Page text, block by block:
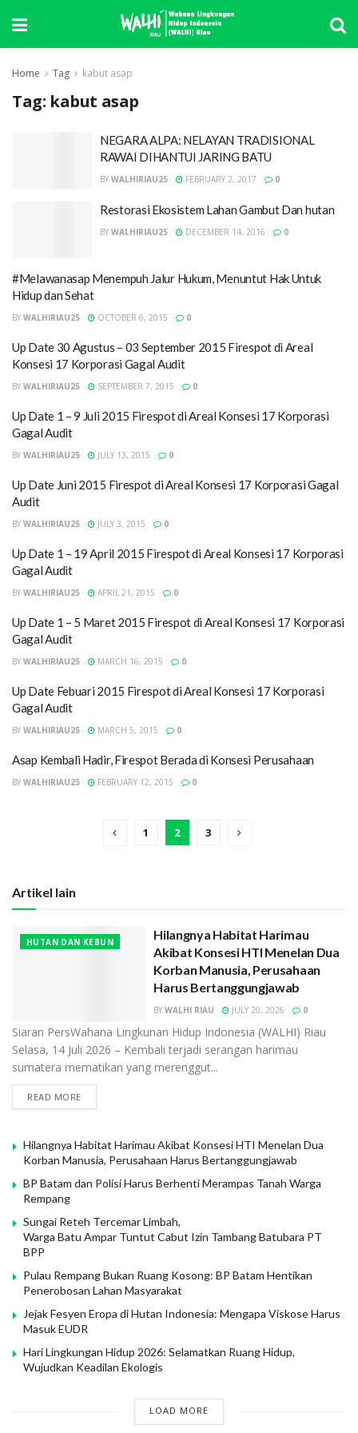
Home Tag kabut asap
Tag: kabut asap
NEGARA ALPA: NELAYAN TRADISIONAL
RAWAI DIHANTUI JARING BATU
BY WALHIRIAU25 FEBRUARY 2, 2017 0
Restorasi Ekosistem Lahan Gambut Dan hutan
BY WALHIRIAU25 DECEMBER 14, 2016 0
#Melawanasap Menempuh Jalur Hukum, Menuntut Hak Untuk
Hidup dan Sehat
BY WALHIRIAU25 OCTOBER 6, 2015 0
Up Date 30 Agustus – 03 September 2015 Firespot di Areal
Konsesi 17 Korporasi Gagal Audit
BY WALHIRIAU25 SEPTEMBER 7, 2015 0
Up Date 1 – 9 Juli 2015 Firespot di Areal Konsesi 17 Korporasi
Gagal Audit
BY WALHIRIAU25 JULY 13, 2015 0
Up Date Juni 2015 Firespot di Areal Konsesi 17 Korporasi Gagal
Audit
BY WALHIRIAU25 JULY 3, 2015 0
Up Date 1 – 19 April 2015 Firespot di Areal Konsesi 17 Korporasi
Gagal Audit
BY WALHIRIAU25 APRIL 21, 2015 0
Up Date 1 – 5 Maret 2015 Firespot di Areal Konsesi 17 Korporasi
Gagal Audit
BY WALHIRIAU25 MARCH 16, 2015 0
Up Date Febuari 2015 Firespot di Areal Konsesi 17 Korporasi
Gagal Audit
BY WALHIRIAU25 MARCH 5, 2015 0
Asap Kembali Hadir, Firespot Berada di Konsesi Perusahaan
BY WALHIRIAU25 FEBRUARY 12, 2015 0
1 2 3
Artikel lain
HUTAN DAN KEBUN
Hilangnya Habitat Harimau
Akibat Konsesi HTI Menelan Dua
Korban Manusia, Perusahaan
Harus Bertanggungjawab
BY WALHI RIAU JULY 20, 2026 0
Siaran PersWahana Lingkunan Hidup Indonesia (WALHI) Riau
Selasa, 14 Juli 2026 – Kembali terjadi serangan harimau
sumatera mematikan yang merenggut...
READ MORE
Hilangnya Habitat Harimau Akibat Konsesi HTI Menelan Dua
Korban Manusia, Perusahaan Harus Bertanggungjawab
BP Batam dan Polisi Harus Berhenti Merampas Tanah Warga
Rempang
Sungai Reteh Tercemar Limbah,
Warga Batu Ampar Tuntut Cabut Izin Tambang Batubara PT
BPP
Pulau Rempang Bukan Ruang Kosong: BP Batam Hentikan
Penerobosan Lahan Masyarakat
Jejak Fesyen Eropa di Hutan Indonesia: Mengapa Viskose Harus
Masuk EUDR
Hari Lingkungan Hidup 2026: Selamatkan Ruang Hidup,
Wujudkan Keadilan Ekologis
LOAD MORE